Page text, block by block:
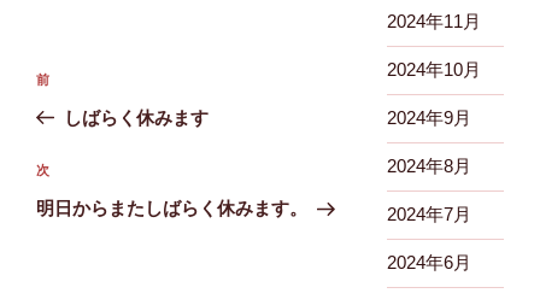
投
ビ
ゲ
前
の
稿
前
しばらく休みます
次
の
次
明日からまたしばらく休みます。
2024年11月
2024年10月
2024年9月
2024年8月
2024年7月
2024年6月